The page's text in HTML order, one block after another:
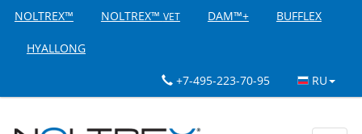
NOLTREX™ NOLTREX™ VET DAM™+ BUFFLEX
HYALLONG
+7-495-223-70-95 RU